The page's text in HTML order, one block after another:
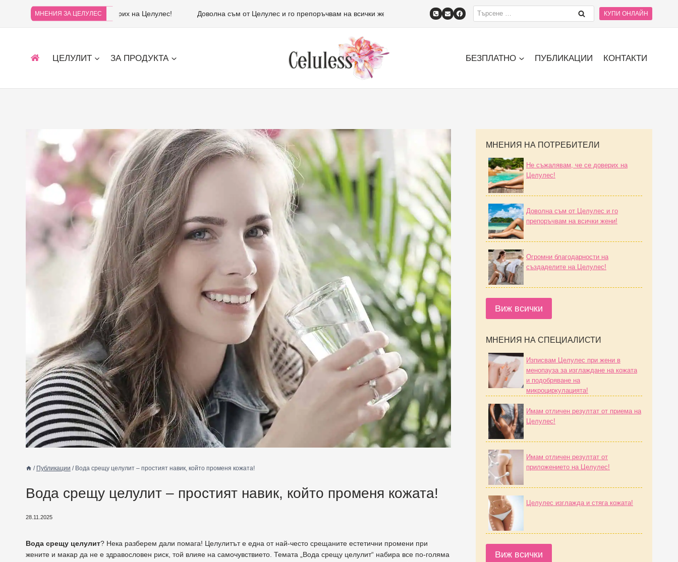
МНЕНИЯ ЗА ЦЕЛУЛЕС
Не съжалявам, че се доверих на Целулес! Доволна съм от Целулес и го препоръчвам на всички жени! Изписвам Целулес при жени в менопауза за изглаждане на кожата и
КУПИ ОНЛАЙН
ЦЕЛУЛИТ ЗА ПРОДУКТА БЕЗПЛАТНО ПУБЛИКАЦИИ КОНТАКТИ
/ Публикации / Вода срещу целулит – простият навик, който променя кожата!
Вода срещу целулит – простият навик, който променя кожата!
28.11.2025
Вода срещу целулит? Нека разберем дали помага! Целулитът е една от най-често срещаните естетични промени при
жените и макар да не е здравословен риск, той влияе на самочувствието. Темата „Вода срещу целулит“ набира все по-голяма
МНЕНИЯ НА ПОТРЕБИТЕЛИ
Не съжалявам, че се доверих на
Целулес!
Доволна съм от Целулес и го
препоръчвам на всички жени!
Огромни благодарности на
създаделите на Целулес!
Виж всички
МНЕНИЯ НА СПЕЦИАЛИСТИ
Изписвам Целулес при жени в
менопауза за изглаждане на кожата
и подобряване на
микроциркулацията!
Имам отличен резултат от приема на
Целулес!
Имам отличен резултат от
приложението на Целулес!
Целулес изглажда и стяга кожата!
Виж всички